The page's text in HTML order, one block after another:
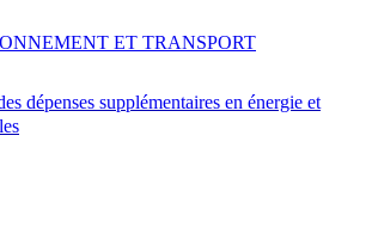
dépenses supplémentaires en énergie et
ET TRANSPORT